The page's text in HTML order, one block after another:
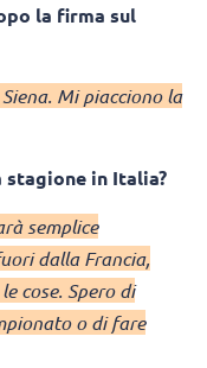
la firma sul
Mi piacciono la
stagione in Italia?
semplice
dalla Francia,
cose. Spero di
o di fare